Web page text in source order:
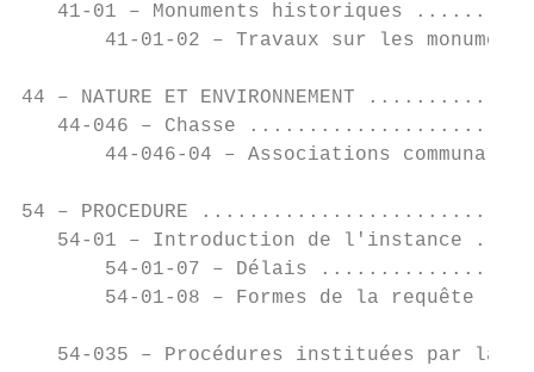
41-01 – Monuments historiques
41-01-02 – Travaux sur les
44 – NATURE ET
44-046 – Chasse
44-046-04 – Associations
54 – PROCEDURE
54-01 – Introduction de l'instance
54-01-07 – Délais
54-01-08 – Formes de la requête
54-035 – Procédures instituées par la